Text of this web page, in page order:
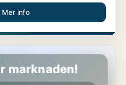
Mer info
marknaden!